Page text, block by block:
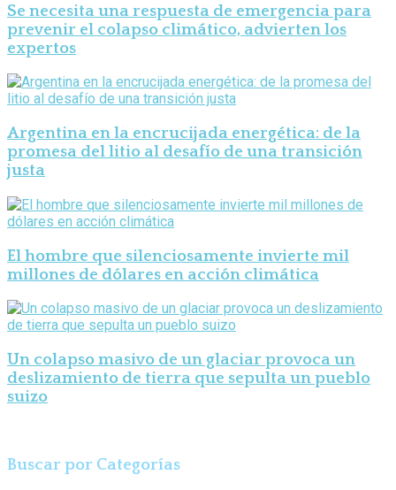
Se necesita una respuesta de emergencia para
prevenir el colapso climático, advierten los
expertos
Argentina en la encrucijada energética: de la
promesa del litio al desafío de una transición
justa
El hombre que silenciosamente invierte mil
millones de dólares en acción climática
Un colapso masivo de un glaciar provoca un
deslizamiento de tierra que sepulta un pueblo
suizo
Buscar por Categorías